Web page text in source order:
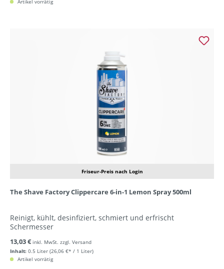
Artikel vorrätig
Friseur-Preis nach Login
The Shave Factory Clippercare 6-in-1 Lemon Spray 500ml
Reinigt, kühlt, desinfiziert, schmiert und erfrischt
Schermesser
Inhalt: 0.5 Liter (26,06 €* / 1 Liter)
13,03 € inkl. MwSt. zzgl. Versand
Artikel vorrätig